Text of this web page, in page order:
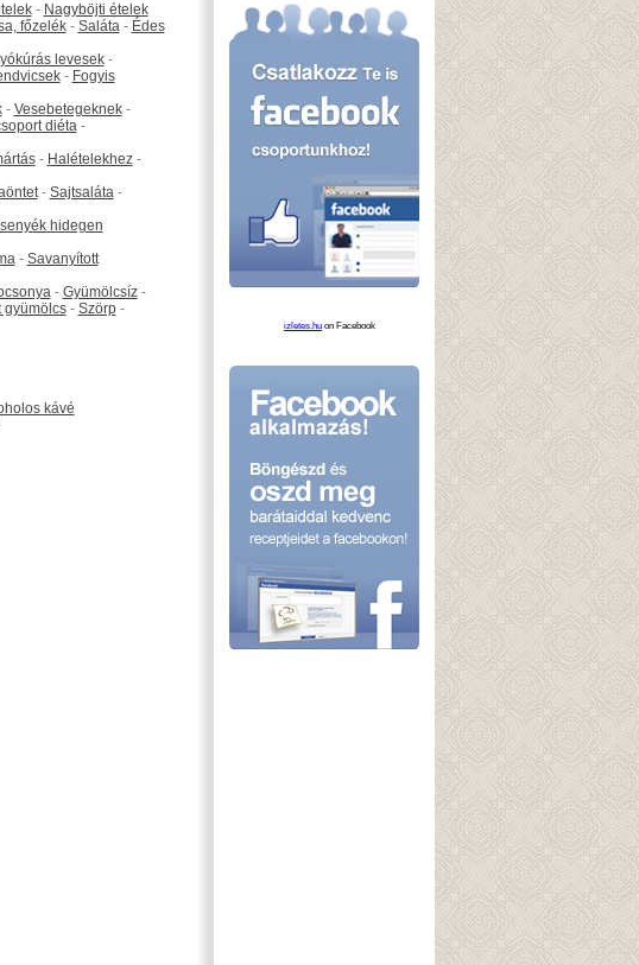
- Nagyböjti ételek
főzelék- Saláta- Édes
levesek-
- Fogyis
- Vesebetegeknek-
diéta-
- Halételekhez-
- Sajtsaláta-
hidegen
- Savanyított
- Gyümölcsíz-
gyümölcs- Szörp-
kávé
izletes.hu on Facebook